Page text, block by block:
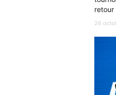
retour
26